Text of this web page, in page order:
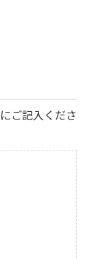
ご記入くださ